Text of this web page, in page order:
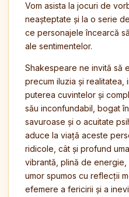
Vom asista la jocuri de
neașteptate și la o serie
ce personajele încearcă
ale sentimentelor.
Shakespeare ne invită să
precum iluzia și realitatea,
puterea cuvintelor și
său inconfundabil, bogat
savuroase și o acuitate
aduce la viață aceste
ridicole, cât și profund
vibrantă, plină de
umor spumos cu reflecții
efemere a fericirii și a